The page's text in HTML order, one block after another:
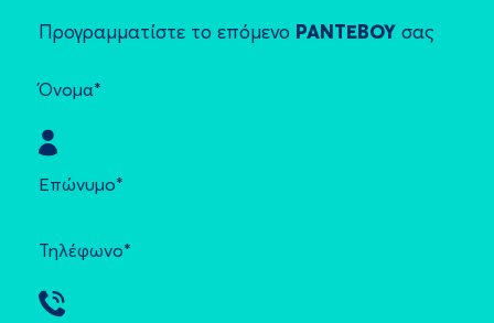
Προγραμματίστε το επόμενο ΡΑΝΤΕΒΟΥ σας
Όνομα*
Επώνυμο*
Τηλέφωνο*